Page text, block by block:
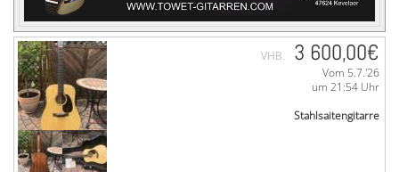
VHB. 3 600,00€
Vom 5.7.'26
um 21:54 Uhr
Stahlsaitengitarre